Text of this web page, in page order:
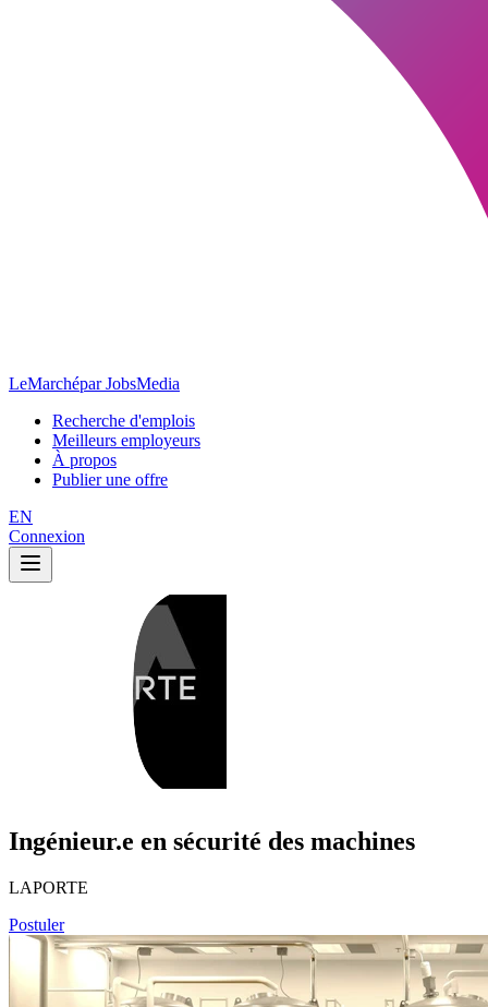
LeMarchépar JobsMedia
Recherche d'emplois
Meilleurs employeurs
À propos
Publier une offre
EN
Connexion
Ingénieur.e en sécurité des machines
LAPORTE
Postuler